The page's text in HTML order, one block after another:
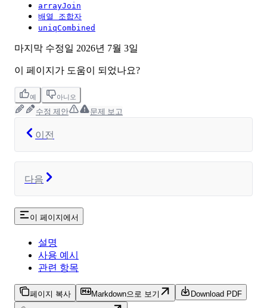
arrayJoin
배열 조합자
uniqCombined
마지막 수정일 2026년 7월 3일
이 페이지가 도움이 되었나요?
예 아니오
수정 제안 문제 보고
이전
다음
이 페이지에서
설명
사용 예시
관련 항목
페이지 복사 Markdown으로 보기
Download PDF